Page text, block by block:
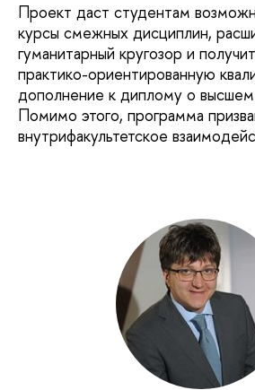
Проект даст студентам
курсы смежных дисциплин,
гуманитарный кругозор и
практико-ориентированную
дополнение к диплому о высшем
Помимо этого, программа
внутрифакультетское